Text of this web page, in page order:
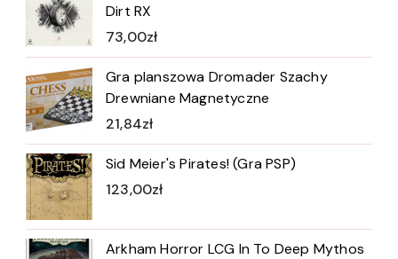
Dirt RX
73,00zł
Gra planszowa Dromader Szachy
Drewniane Magnetyczne
21,84zł
Sid Meier's Pirates! (Gra PSP)
123,00zł
Arkham Horror LCG In To Deep Mythos